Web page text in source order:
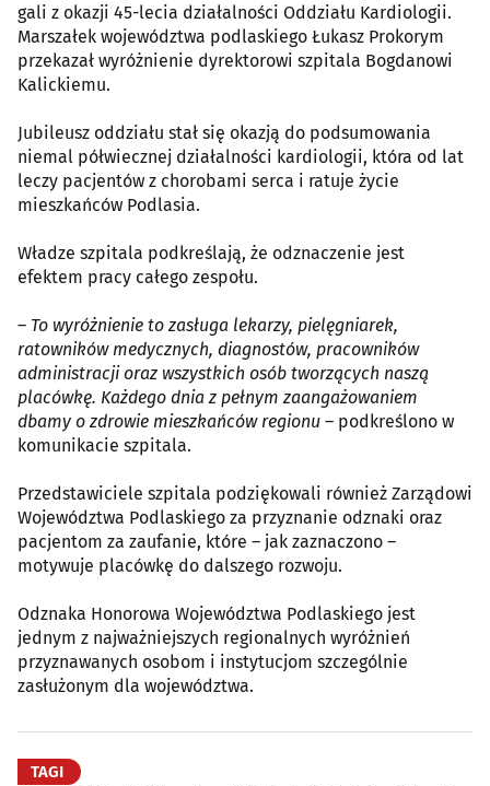
gali z okazji 45-lecia działalności Oddziału Kardiologii.
Marszałek województwa podlaskiego Łukasz Prokorym
przekazał wyróżnienie dyrektorowi szpitala Bogdanowi
Kalickiemu.
Jubileusz oddziału stał się okazją do podsumowania
niemal półwiecznej działalności kardiologii, która od lat
leczy pacjentów z chorobami serca i ratuje życie
mieszkańców Podlasia.
Władze szpitala podkreślają, że odznaczenie jest
efektem pracy całego zespołu.
– To wyróżnienie to zasługa lekarzy, pielęgniarek,
ratowników medycznych, diagnostów, pracowników
administracji oraz wszystkich osób tworzących naszą
placówkę. Każdego dnia z pełnym zaangażowaniem
dbamy o zdrowie mieszkańców regionu – podkreślono w
komunikacie szpitala.
Przedstawiciele szpitala podziękowali również Zarządowi
Województwa Podlaskiego za przyznanie odznaki oraz
pacjentom za zaufanie, które – jak zaznaczono –
motywuje placówkę do dalszego rozwoju.
Odznaka Honorowa Województwa Podlaskiego jest
jednym z najważniejszych regionalnych wyróżnień
przyznawanych osobom i instytucjom szczególnie
zasłużonym dla województwa.
TAGI